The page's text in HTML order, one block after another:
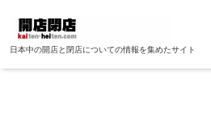
日本中の開店と閉店についての情報を集めたサイト